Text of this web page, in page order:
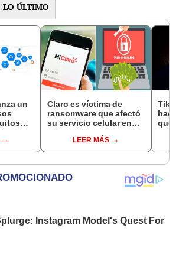
LO ÚLTIMO
un
Claro es víctima de
ransomware que afectó
su servicio celular en
Centroamérica
LEER MÁS
qué